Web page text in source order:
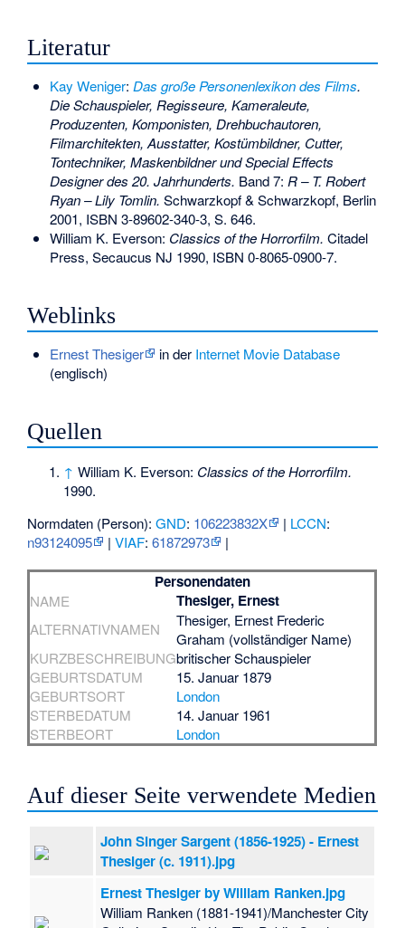
Literatur
Kay Weniger: Das große Personenlexikon des Films.
Die Schauspieler, Regisseure, Kameraleute,
Produzenten, Komponisten, Drehbuchautoren,
Filmarchitekten, Ausstatter, Kostümbildner, Cutter,
Tontechniker, Maskenbildner und Special Effects
Designer des 20. Jahrhunderts. Band 7: R – T. Robert
Ryan – Lily Tomlin. Schwarzkopf & Schwarzkopf, Berlin
2001, ISBN 3-89602-340-3, S. 646.
William K. Everson: Classics of the Horrorfilm. Citadel
Press, Secaucus NJ 1990, ISBN 0-8065-0900-7.
Weblinks
Ernest Thesiger in der Internet Movie Database
(englisch)
Quellen
↑ William K. Everson: Classics of the Horrorfilm.
1990.
Normdaten (Person):GND: 106223832X | LCCN:
n93124095
|VIAF:61872973 |
Personendaten
NAME Thesiger, Ernest
ALTERNATIVNAMEN
Thesiger, Ernest Frederic
Graham (vollständiger Name)
KURZBESCHREIBUNGbritischer Schauspieler
GEBURTSDATUM
15. Januar 1879
GEBURTSORT
London
STERBEDATUM
14. Januar 1961
STERBEORT
London
Auf dieser Seite verwendete Medien
John Singer Sargent (1856-1925) - Ernest
Thesiger (c. 1911).jpg
Ernest Thesiger by William Ranken.jpg
William Ranken (1881-1941)/Manchester City